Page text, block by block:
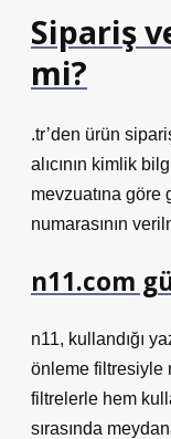
Sipariş
mi?
.tr’den ürün
alıcının kimlik
mevzuatına
numarasının
n11.com
n11, kullandığı
önleme filtresiyle
filtrelerle hem
sırasında